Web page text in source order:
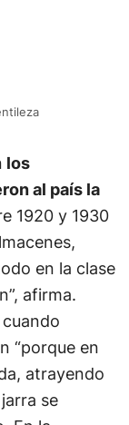
los
al país la
1920 y 1930
en la clase
afirma.
“porque en
atrayendo
se